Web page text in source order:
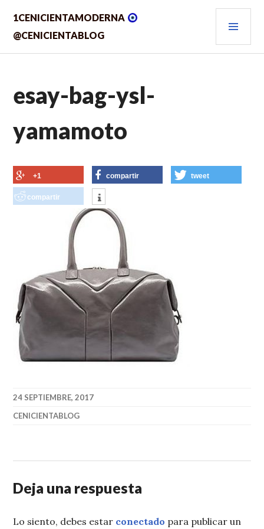
contenido.
1CENICIENTAMODERNA
@CENICIENTABLOG
esay-bag-ysl-
yamamoto
+1 compartir tweet
compartir
24 SEPTIEMBRE, 2017
CENICIENTABLOG
Deja una respuesta
Lo siento, debes estar conectado para publicar un